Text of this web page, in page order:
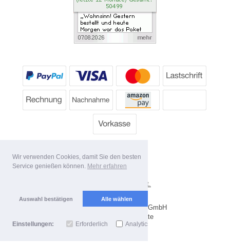
Wir verwenden Cookies, damit Sie den besten
Service genießen können. Mehr erfahren
Auswahl bestätigen Alle wählen
Einstellungen: Erforderlich Analytics
Alle Preise inkl. MwSt.
Lieferbedingungen
Copyright 2026 by Dartpoint GmbH
Mobile Shop by Shopgate